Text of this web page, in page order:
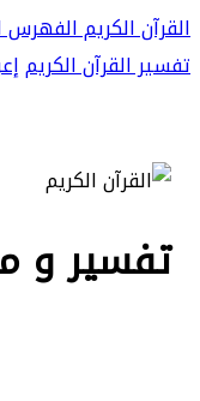
القرآن الكريمالفهرس
تفسير القرآن الكريم
تفسير و معنى الآية 105 سورة الكهف